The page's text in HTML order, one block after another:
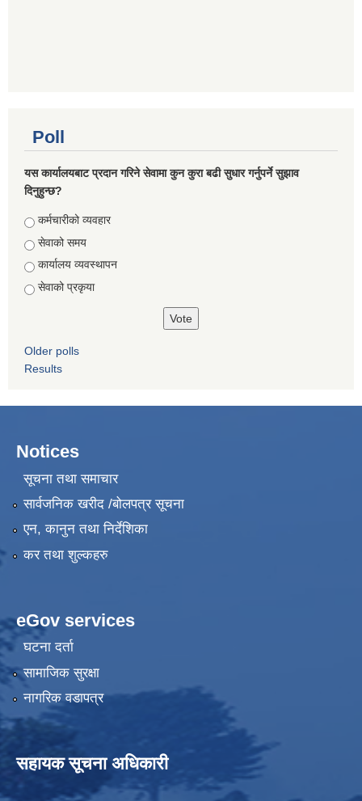
Poll
यस कार्यालयबाट प्रदान गरिने सेवामा कुन कुरा बढी सुधार गर्नुपर्ने सुझाव
दिनुहुन्छ?
Choices
कर्मचारीको व्यवहार
सेवाको समय
कार्यालय व्यवस्थापन
सेवाको प्रकृया
Older polls
Results
Notices
सूचना तथा समाचार
सार्वजनिक खरीद /बोलपत्र सूचना
एन, कानुन तथा निर्देशिका
कर तथा शुल्कहरु
eGov services
घटना दर्ता
सामाजिक सुरक्षा
नागरिक वडापत्र
सहायक सूचना अधिकारी